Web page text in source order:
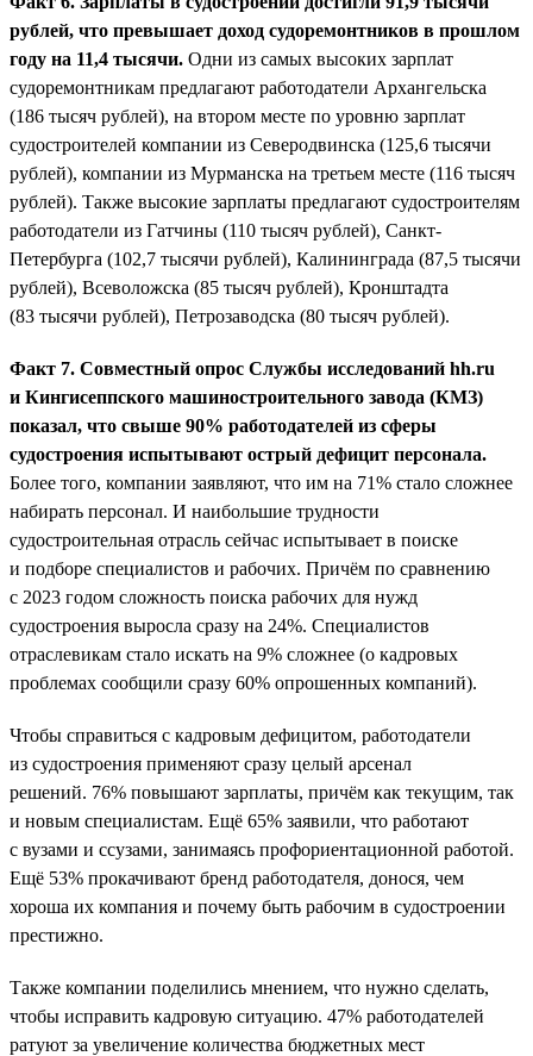
рублей, что превышает доход судоремонтников в прошлом
году на 11,4 тысячи. Одни из самых высоких зарплат
судоремонтникам предлагают работодатели Архангельска
(186 тысяч рублей), на втором месте по уровню зарплат
судостроителей компании из Северодвинска (125,6 тысячи
рублей), компании из Мурманска на третьем месте (116 тысяч
рублей). Также высокие зарплаты предлагают судостроителям
работодатели из Гатчины (110 тысяч рублей), Санкт-
Петербурга (102,7 тысячи рублей), Калининграда (87,5 тысячи
рублей), Всеволожска (85 тысяч рублей), Кронштадта
(83 тысячи рублей), Петрозаводска (80 тысяч рублей).
Факт 7. Совместный опрос Службы исследований hh.ru
и Кингисеппского машиностроительного завода (КМЗ)
показал, что свыше 90% работодателей из сферы
судостроения испытывают острый дефицит персонала.
Более того, компании заявляют, что им на 71% стало сложнее
набирать персонал. И наибольшие трудности
судостроительная отрасль сейчас испытывает в поиске
и подборе специалистов и рабочих. Причём по сравнению
с 2023 годом сложность поиска рабочих для нужд
судостроения выросла сразу на 24%. Специалистов
отраслевикам стало искать на 9% сложнее (о кадровых
проблемах сообщили сразу 60% опрошенных компаний).
Чтобы справиться с кадровым дефицитом, работодатели
из судостроения применяют сразу целый арсенал
решений. 76% повышают зарплаты, причём как текущим, так
и новым специалистам. Ещё 65% заявили, что работают
с вузами и ссузами, занимаясь профориентационной работой.
Ещё 53% прокачивают бренд работодателя, донося, чем
хороша их компания и почему быть рабочим в судостроении
престижно.
Также компании поделились мнением, что нужно сделать,
чтобы исправить кадровую ситуацию. 47% работодателей
ратуют за увеличение количества бюджетных мест